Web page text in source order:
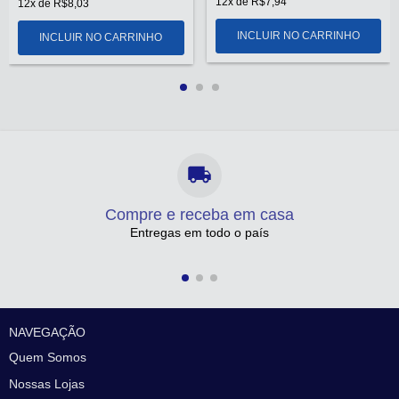
12x de R$8,03
Compre e receba em casa
Entregas em todo o país
NAVEGAÇÃO
Quem Somos
Nossas Lojas